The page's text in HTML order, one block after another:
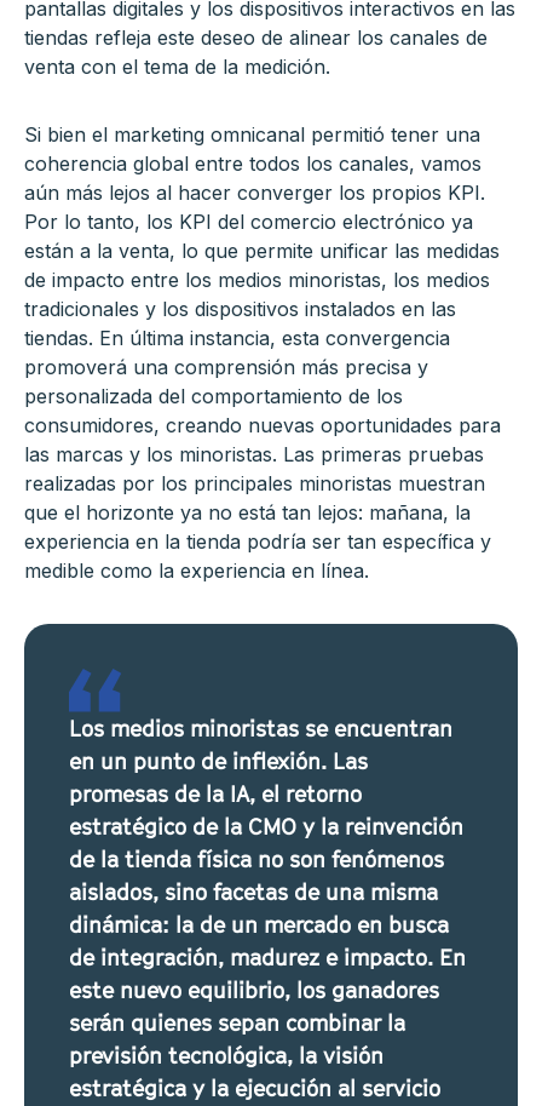
pantallas digitales y los dispositivos interactivos en las
tiendas refleja este deseo de alinear los canales de
venta con el tema de la medición.
Si bien el marketing omnicanal permitió tener una
coherencia global entre todos los canales, vamos
aún más lejos al hacer converger los propios KPI.
Por lo tanto, los KPI del comercio electrónico ya
están a la venta, lo que permite unificar las medidas
de impacto entre los medios minoristas, los medios
tradicionales y los dispositivos instalados en las
tiendas. En última instancia, esta convergencia
promoverá una comprensión más precisa y
personalizada del comportamiento de los
consumidores, creando nuevas oportunidades para
las marcas y los minoristas. Las primeras pruebas
realizadas por los principales minoristas muestran
que el horizonte ya no está tan lejos: mañana, la
experiencia en la tienda podría ser tan específica y
medible como la experiencia en línea.
Los medios minoristas se encuentran
en un punto de inflexión. Las
promesas de la IA, el retorno
estratégico de la CMO y la reinvención
de la tienda física no son fenómenos
aislados, sino facetas de una misma
dinámica: la de un mercado en busca
de integración, madurez e impacto. En
este nuevo equilibrio, los ganadores
serán quienes sepan combinar la
previsión tecnológica, la visión
estratégica y la ejecución al servicio